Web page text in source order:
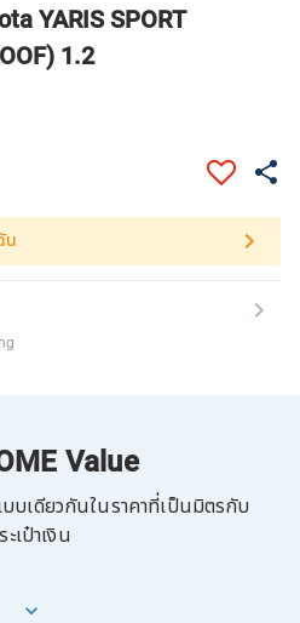
YARIS SPORT
1.2
น
Value
บเดียวกันในราคาที่เป็นมิตรกับ
ะเป๋าเงิน